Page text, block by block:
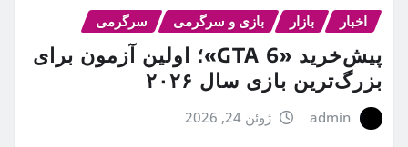
اخبار بازار بازی و سرگرمی سرگرمی
پیش‌خرید «GTA 6»؛ اولین آزمون برای
بزرگ‌ترین بازی سال ۲۰۲۶
admin ژوئن 24, 2026